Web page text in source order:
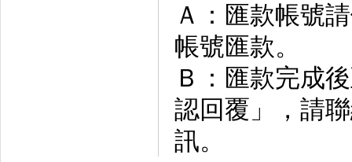
Ａ：匯款帳號
帳號匯款。
Ｂ：匯款完成
認回覆」，請
訊。